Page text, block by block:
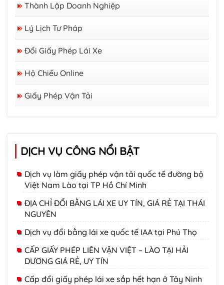
Thành Lập Doanh Nghiệp
Lý Lịch Tư Pháp
Đổi Giấy Phép Lái Xe
Hộ Chiếu Online
Giấy Phép Vận Tải
DỊCH VỤ CÔNG NỔI BẬT
Dịch vụ làm giấy phép vận tải quốc tế đường bộ
Việt Nam Lào tại TP Hồ Chí Minh
ĐỊA CHỈ ĐỔI BẰNG LÁI XE UY TÍN, GIÁ RẺ TẠI THÁI
NGUYÊN
Dịch vụ đổi bằng lái xe quốc tế IAA tại Phú Thọ
CẤP GIẤY PHÉP LIÊN VẬN VIỆT – LÀO TẠI HẢI
DƯƠNG GIÁ RẺ, UY TÍN
Cấp đổi giấy phép lái xe sắp hết hạn ở Tây Ninh